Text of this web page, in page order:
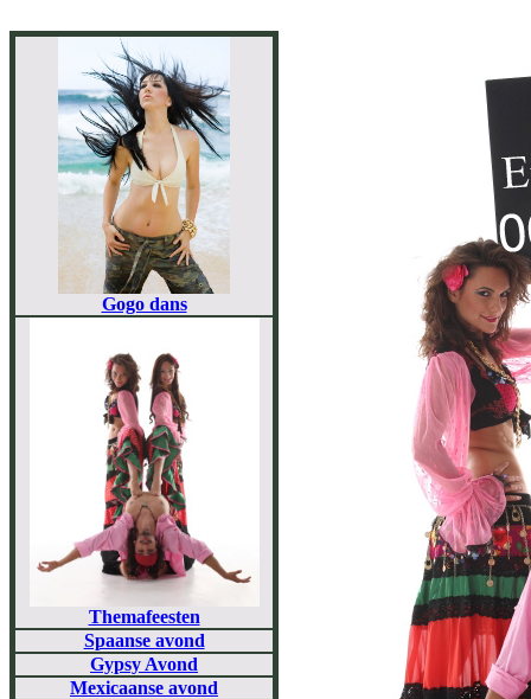
Gogo dans
Themafeesten
Spaanse avond
Gypsy Avond
Mexicaanse avond